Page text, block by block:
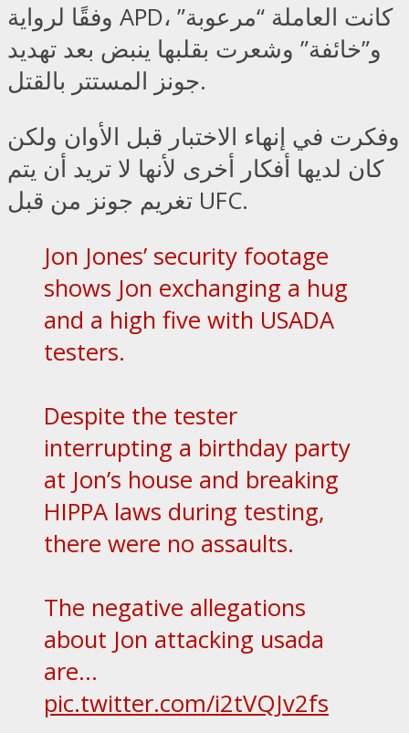
وفقًا لرواية APD، كانت العاملة “مرعوبة”
و”خائفة” وشعرت بقلبها ينبض بعد تهديد
جونز المستتر بالقتل.
وفكرت في إنهاء الاختبار قبل الأوان ولكن
كان لديها أفكار أخرى لأنها لا تريد أن يتم
تغريم جونز من قبل UFC.
Jon Jones’ security footage
shows Jon exchanging a hug
and a high five with USADA
testers.
Despite the tester
interrupting a birthday party
at Jon’s house and breaking
HIPPA laws during testing,
there were no assaults.
The negative allegations
about Jon attacking usada
are…
pic.twitter.com/i2tVQJv2fs